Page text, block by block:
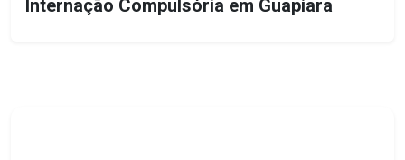
Internação Compulsória em Guapiara